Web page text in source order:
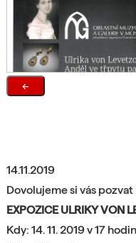
←
14.11.2019
Dovolujeme si vás pozvat
EXPOZICE ULRIKY VON
Kdy: 14. 11. 2019 v 17 hodin